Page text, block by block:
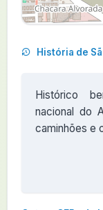
História de
Histórico
nacional do
caminhões e